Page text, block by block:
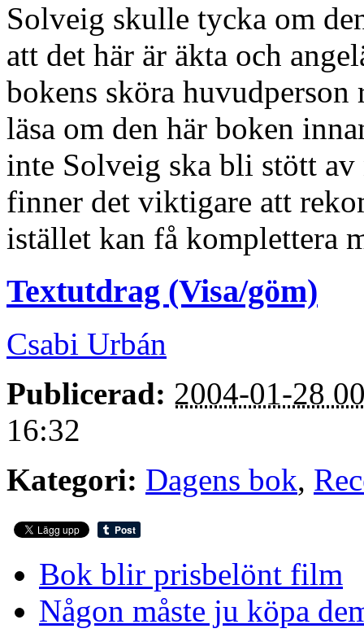
Solveig skulle tycka om
att det här är äkta och
bokens sköra huvudperson
läsa om den här boken
inte Solveig ska bli stött
finner det viktigare att
istället kan få komplettera
Textutdrag (Visa/göm)
Csabi Urbán
Publicerad: 2004-01-28
16:32
Kategori: Dagens bok,
Bok blir prisbelönt film
Någon måste ju köpa